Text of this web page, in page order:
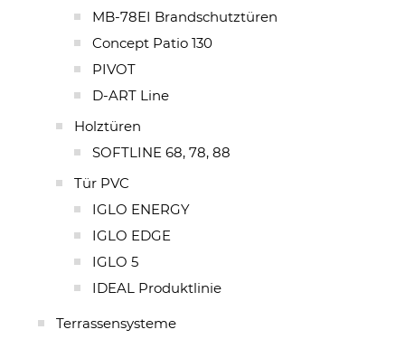
MB-78EI Brandschutztüren
Concept Patio 130
PIVOT
D-ART Line
Holztüren
SOFTLINE 68, 78, 88
Tür PVC
IGLO ENERGY
IGLO EDGE
IGLO 5
IDEAL Produktlinie
Terrassensysteme